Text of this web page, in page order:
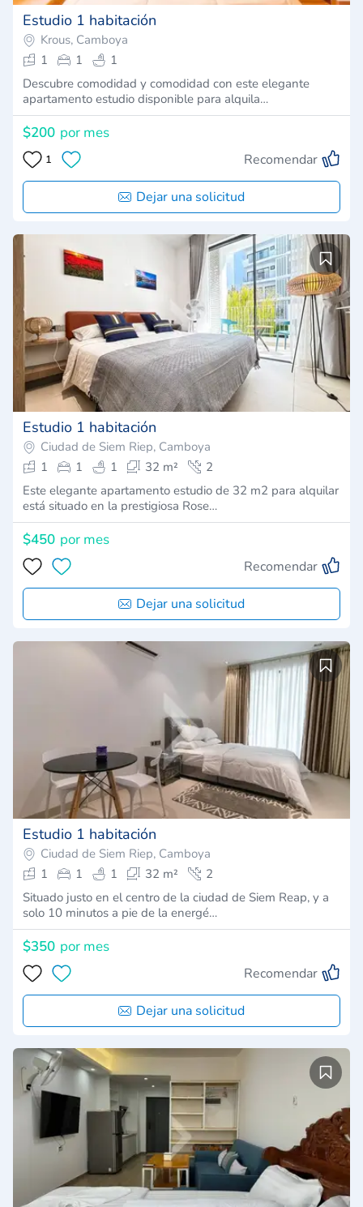
Estudio 1 habitación
Krous, Camboya
1
1
1
Descubre comodidad y comodidad con este elegante
apartamento estudio disponible para alquila…
$200 por mes
1 Recomendar
Dejar una solicitud
Estudio 1 habitación
Ciudad de Siem Riep, Camboya
1
1 1 32 m²
2
Este elegante apartamento estudio de 32 m2 para alquilar
está situado en la prestigiosa Rose…
$450 por mes
Recomendar
Dejar una solicitud
Estudio 1 habitación
Ciudad de Siem Riep, Camboya
1
1 1 32 m²
2
Situado justo en el centro de la ciudad de Siem Reap, y a
solo 10 minutos a pie de la energé…
$350 por mes
Recomendar
Dejar una solicitud